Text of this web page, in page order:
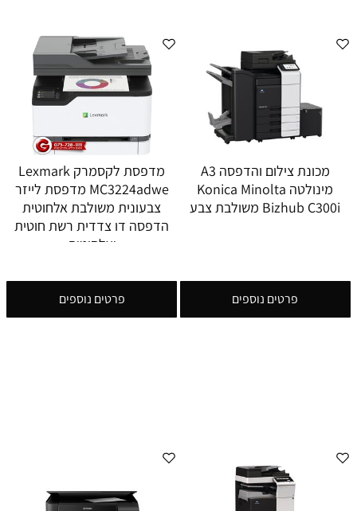
מכונת צילום והדפסה A3
מינולטה Konica Minolta
Bizhub C300i משולבת צבע
פרטים נוספים
מדפסת לקסמרק Lexmark
MC3224adwe מדפסת לייזר
צבעונית משולבת אלחוטית
הדפסה דו צדדית רשת חוטית
ואלחוטית
פרטים נוספים